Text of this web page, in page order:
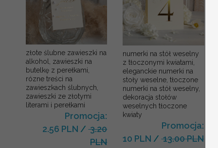
złote ślubne zawieszki na
alkohol, zawieszki na
butelkę z perełkami,
rózne treści na
zawieszkach ślubnych,
zawieszki ze złotymi
literami i perełkami
Promocja:
2.56 PLN /3.20
PLN
numerki na stół weselny
z tłoczonymi kwiatami,
eleganckie numerki na
stoły weselne, tłoczone
numerki na stół weselny,
dekoracja stołów
weselnych tłoczone
kwiaty
Promocja:
10 PLN /13.00 PLN